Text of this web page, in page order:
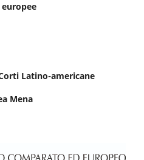
Latino-americane
Mena